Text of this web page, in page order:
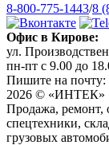
8-800-775-1443/8
Офис в Кирове:
ул.
пн-пт с 9.00 до
Пишите на почту:
2026 © «ИНТЕК»
Продажа, ремонт,
спецтехники,
грузовых